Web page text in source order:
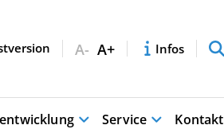
A- A+ Infos
Service Kontakt